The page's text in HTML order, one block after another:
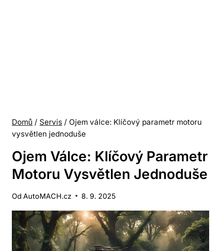
Domů / Servis / Ojem válce: Klíčový parametr motoru
vysvětlen jednoduše
Ojem Válce: Klíčový Parametr
Motoru Vysvětlen Jednoduše
Od AutoMACH.cz 8. 9. 2025